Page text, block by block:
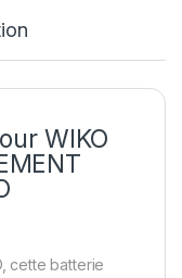
WIKO
cette batterie